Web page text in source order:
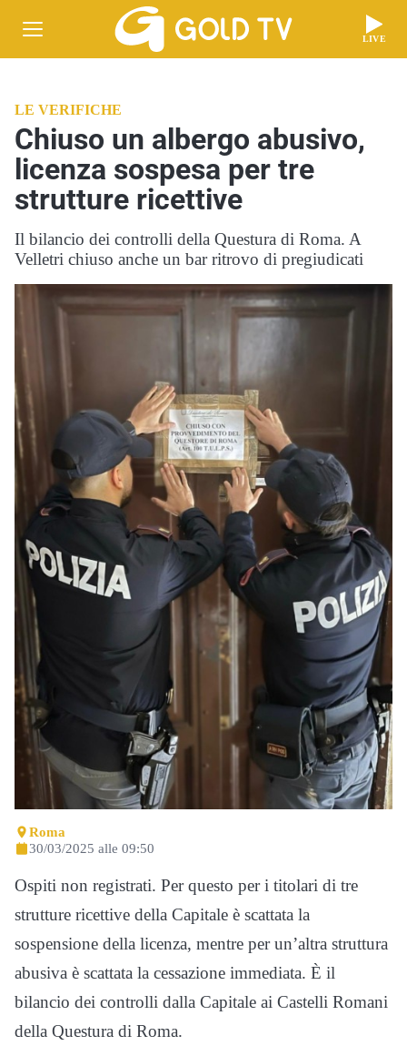
LIVE
LE VERIFICHE
Chiuso un albergo abusivo,
licenza sospesa per tre
strutture ricettive
Il bilancio dei controlli della Questura di Roma. A
Velletri chiuso anche un bar ritrovo di pregiudicati
Roma
30/03/2025 alle 09:50
Ospiti non registrati. Per questo per i titolari di tre
strutture ricettive della Capitale è scattata la
sospensione della licenza, mentre per un’altra struttura
abusiva è scattata la cessazione immediata. È il
bilancio dei controlli dalla Capitale ai Castelli Romani
della Questura di Roma.